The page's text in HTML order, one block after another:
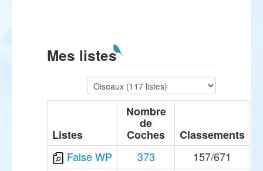
Mes listes
Listes
Nombre
de
Coches
Classements
False WP
373 157/671